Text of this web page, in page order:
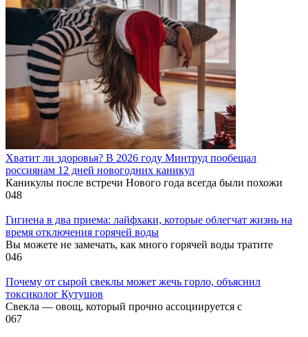
Хватит ли здоровья? В 2026 году Минтруд пообещал
россиянам 12 дней новогодних каникул
Каникулы после встречи Нового года всегда были похожи
048
Гигиена в два приема: лайфхаки, которые облегчат жизнь на
время отключения горячей воды
Вы можете не замечать, как много горячей воды тратите
046
Почему от сырой свеклы может жечь горло, объяснил
токсиколог Кутушов
Свекла — овощ, который прочно ассоциируется с
067